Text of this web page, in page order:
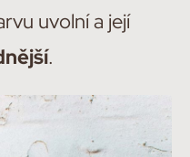
uvolní a její
.